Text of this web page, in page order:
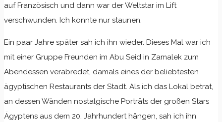
auf Französisch und dann war der Weltstar im Lift
verschwunden. Ich konnte nur staunen.
Ein paar Jahre später sah ich ihn wieder. Dieses Mal war ich
mit einer Gruppe Freunden im Abu Seid in Zamalek zum
Abendessen verabredet, damals eines der beliebtesten
ägyptischen Restaurants der Stadt. Als ich das Lokal betrat,
an dessen Wänden nostalgische Porträts der großen Stars
Ägyptens aus dem 20. Jahrhundert hängen, sah ich ihn